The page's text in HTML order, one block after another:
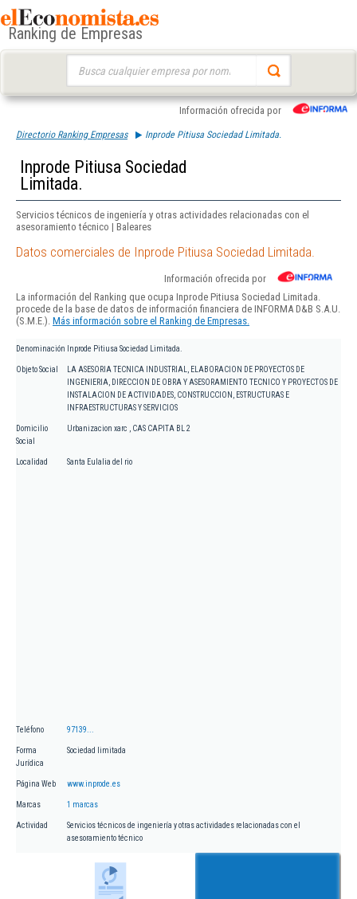
Ranking de Empresas
Información ofrecida por
Directorio Ranking Empresas Inprode Pitiusa Sociedad Limitada.
Inprode Pitiusa Sociedad
Limitada.
Servicios técnicos de ingeniería y otras actividades relacionadas con el
asesoramiento técnico | Baleares
Datos comerciales de Inprode Pitiusa Sociedad Limitada.
Información ofrecida por
La información del Ranking que ocupa Inprode Pitiusa Sociedad Limitada.
procede de la base de datos de información financiera de INFORMA D&B S.A.U.
(S.M.E.). Más información sobre el Ranking de Empresas.
Denominación Inprode Pitiusa Sociedad Limitada.
Objeto Social
LA ASESORIA TECNICA INDUSTRIAL, ELABORACION DE PROYECTOS DE
INGENIERIA, DIRECCION DE OBRA Y ASESORAMIENTO TECNICO Y PROYECTOS DE
INSTALACION DE ACTIVIDADES, CONSTRUCCION, ESTRUCTURAS E
INFRAESTRUCTURAS Y SERVICIOS
Domicilio
Social
Urbanizacion xarc , CAS CAPITA BL 2
Localidad Santa Eulalia del rio
Teléfono 97139...
Forma
Jurídica
Sociedad limitada
Página Web www.inprode.es
Marcas 1 marcas
Actividad
Servicios técnicos de ingeniería y otras actividades relacionadas con el
asesoramiento técnico